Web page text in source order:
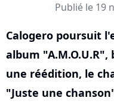
Publié le 19
Calogero poursuit
album
une réédition, le
"Juste une